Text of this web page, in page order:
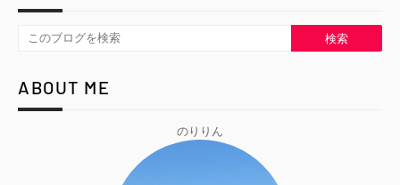
ABOUT ME
のりりん